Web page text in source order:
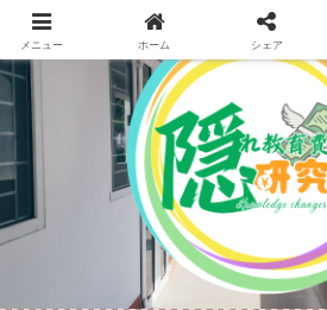
メニュー ホーム シェア